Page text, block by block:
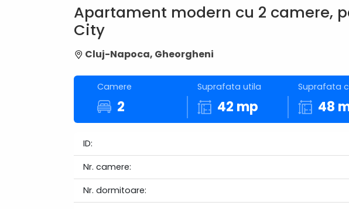
Apartament modern cu 2 camere,
City
Cluj-Napoca, Gheorgheni
Camere
2
Suprafata utila
42 mp
Suprafata
48
ID:
Nr. camere:
Nr. dormitoare: